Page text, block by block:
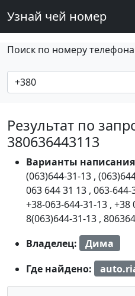
Узнай чей номер
Поиск по номеру
Результат по
380636443113
Варианты
(063)644-31-13 ,
063 644 31 13 , 063-644-
+38-063-644-31-13 , +38
8(063)644-31-13 ,
Владелец:
Дима
Где найдено: